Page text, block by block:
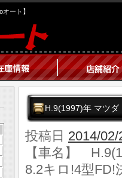
ート】
H.9(1997)年 マツダ
投稿日 2014/02/
【車名】
8.2キロ!4型FD!